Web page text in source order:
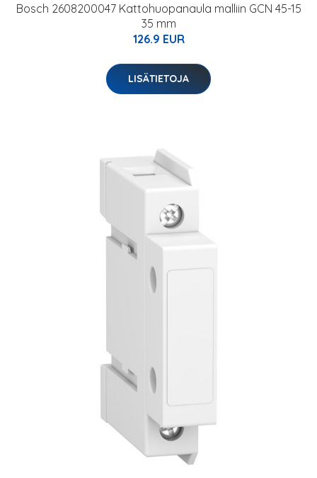
Bosch 2608200047 Kattohuopanaula malliin GCN 45-15
35 mm
126.9 EUR
LISÄTIETOJA